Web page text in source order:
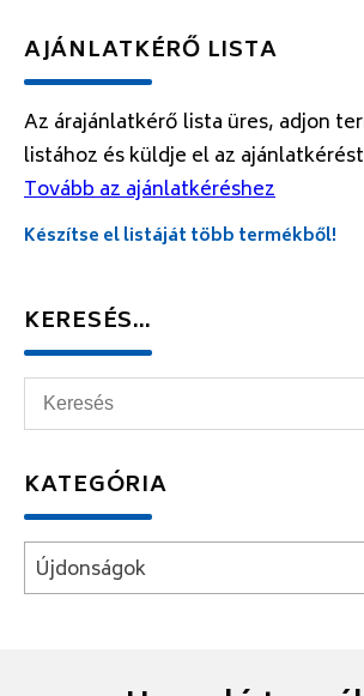
AJÁNLATKÉRŐ LISTA
Az árajánlatkérő lista üres, adjon
listához és küldje el az
Tovább az ajánlatkéréshez
Készítse el listáját több termékből!
KERESÉS…
KATEGÓRIA
Újdonságok